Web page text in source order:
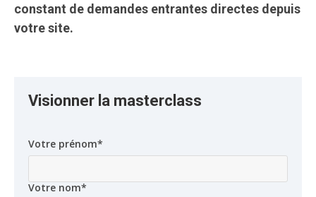
constant de demandes entrantes directes depuis
votre site.
Visionner la masterclass
Votre prénom*
Votre nom*